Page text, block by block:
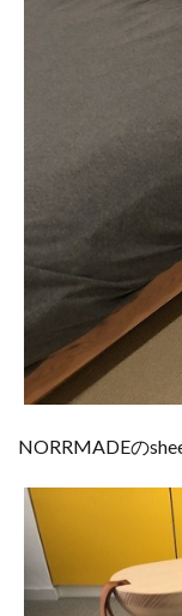
NORRMADEの